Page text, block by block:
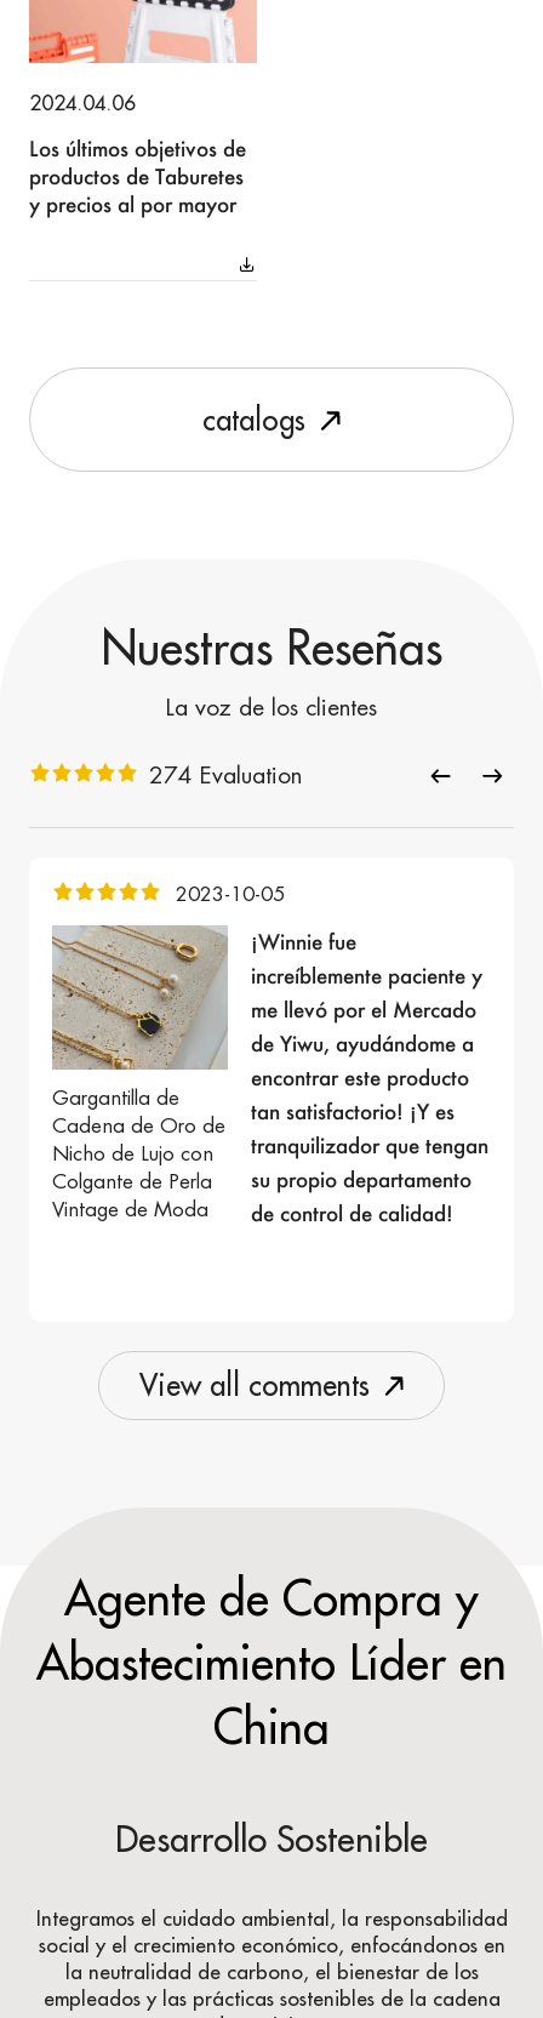
2024.04.06
Los últimos objetivos de
productos de Taburetes
y precios al por mayor
cata ogs
Nuestras Reseñas
La voz de los clientes
274 Evaluation
2023-10-05
Gargantilla de
Cadena de Oro de
Nicho de Lujo con
Colgante de Perla
Vintage de Moda
¡Winnie fue
increíblemente paciente y
me llevó por el Mercado
de Yiwu, ayudándome a
encontrar este producto
tan satisfactorio! ¡Y es
tranquilizador que tengan
su propio departamento
de control de calidad!
View al comments
Agente de Compra y
Abastecimiento Líder en
China
Desarrollo Sostenible
Integramos el cuidado ambiental, la responsabilidad
social y el crecimiento económico, enfocándonos en
la neutralidad de carbono, el bienestar de los
empleados y las prácticas sostenibles de la cadena